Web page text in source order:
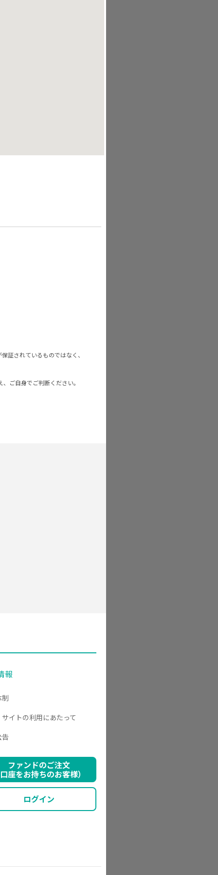
証されているものではなく、
ご自身でご判断ください。
報
イトの利用にあたって
告
ファンドのご注文
座をお持ちのお客様）
ログイン